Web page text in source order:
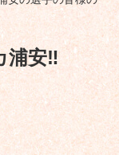
浦安‼